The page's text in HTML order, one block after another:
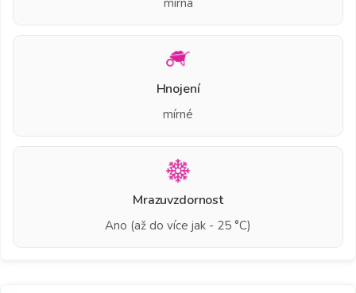
Hnojení
mírné
Mrazuvzdornost
Ano (až do více jak - 25 °C)